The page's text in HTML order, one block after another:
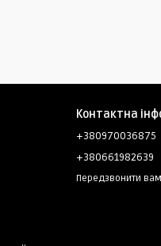
Контактна
+380970036875
+380661982639
Передзвонити